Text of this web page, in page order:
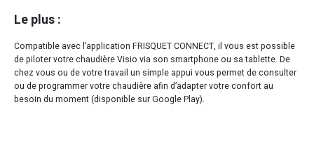
Le plus :
Compatible avec l’application FRISQUET CONNECT, il vous est possible
de piloter votre chaudière Visio via son smartphone ou sa tablette. De
chez vous ou de votre travail un simple appui vous permet de consulter
ou de programmer votre chaudière afin d’adapter votre confort au
besoin du moment (disponible sur Google Play).